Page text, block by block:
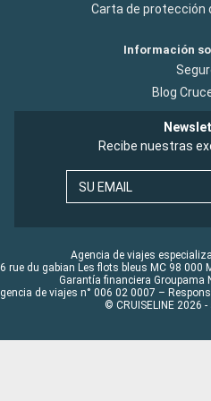
Carta de protección
Información
Blog
Recibe nuestras
SU EMAIL
Agencia de viajes
rue du gabian Les flots bleus MC 98 000
Garantía financiera Groupama
de viajes n° 006 02 0007 –
© CRUISELINE 2026